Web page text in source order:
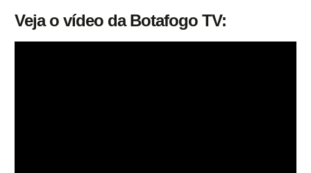
Veja o vídeo da Botafogo TV: